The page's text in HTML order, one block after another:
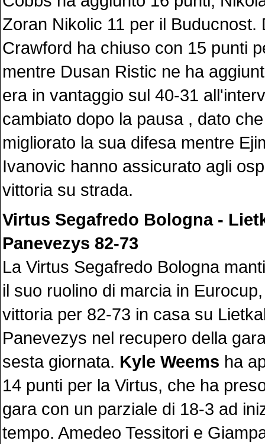
Zoran Nikolic 11 per il Buducnost.
Crawford ha chiuso con 15 punti
mentre Dusan Ristic ne ha
era in vantaggio sul 40-31
cambiato dopo la pausa , dato
migliorato la sua difesa mentre
Ivanovic hanno assicurato agli
vittoria su strada.
Virtus Segafredo Bologna -
Panevezys 82-73
La Virtus Segafredo Bologna
il suo ruolino di marcia in
vittoria per 82-73 in casa su
Panevezys nel recupero della
sesta giornata. Kyle Weems ha
14 punti per la Virtus, che ha
gara con un parziale di 18-3 ad
tempo. Amedeo Tessitori e